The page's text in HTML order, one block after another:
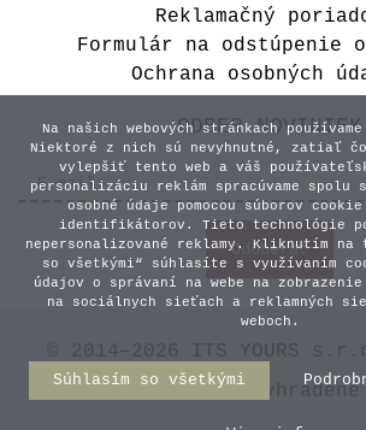
Reklamačný
Formulár na odstúpenie
Ochrana osobných
ODBER NOVINIEK
práva vyhradené
Na našich webových stránkach
Niektoré z nich sú nevyhnutné, zatiaľ čo
vylepšiť tento web a váš
personalizáciu reklám spracúvame spolu
osobné údaje pomocou súborov
identifikátorov. Tieto technológie
nepersonalizované reklamy. Kliknutím na
so všetkými“ súhlasíte s využívaním
údajov o správaní na webe na
na sociálnych sieťach a reklamných
weboch.
Súhlasím so všetkými